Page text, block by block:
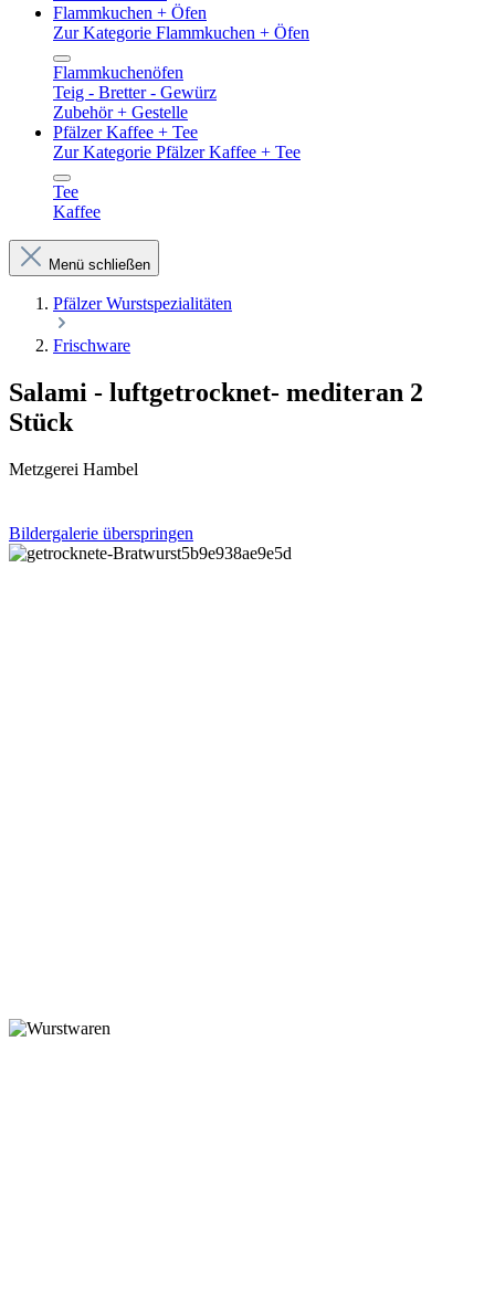
Flammkuchen + Öfen
Zur Kategorie Flammkuchen + Öfen
Flammkuchenöfen
Teig - Bretter - Gewürz
Zubehör + Gestelle
Pfälzer Kaffee + Tee
Zur Kategorie Pfälzer Kaffee + Tee
Tee
Kaffee
Menü schließen
Pfälzer Wurstspezialitäten
Frischware
Salami - luftgetrocknet- mediteran 2
Stück
Metzgerei Hambel
Bildergalerie überspringen